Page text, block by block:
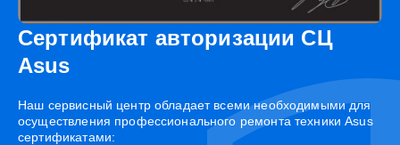
Сертификат авторизации СЦ
Asus
Наш сервисный центр обладает всеми необходимыми для
осуществления профессионального ремонта техники Asus
сертификатами: